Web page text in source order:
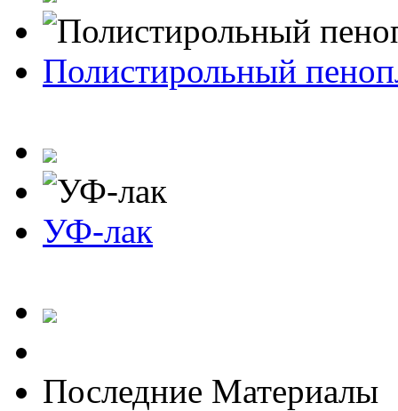
Полистирольный
УФ-лак
Последние Материалы